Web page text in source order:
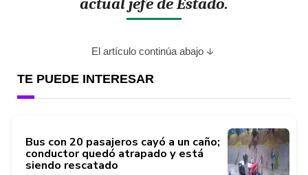
actual jefe de Estado.
El artículo continúa abajo
TE PUEDE INTERESAR
Bus con 20 pasajeros cayó a un caño;
conductor quedó atrapado y está
siendo rescatado